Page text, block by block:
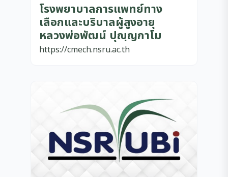
โรงพยาบาลการแพทย์ทาง
เลือกและบริบาลผู้สูงอายุ
หลวงพ่อพัฒน์ ปุญฺญกาโม
https://cmech.nsru.ac.th